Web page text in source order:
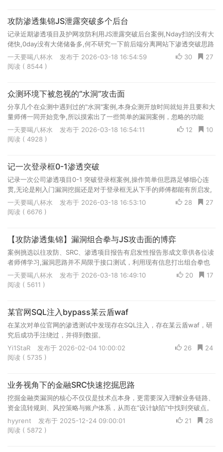
攻防渗透集锦JS泄露突破多个后台
记录近期渗透项目及护网攻防利用JS泄露突破后台案例,Nday扫的没有大
佬快,0day没有大佬储备多,何不研究一下前后端分离网站下渗透突破思路
呢,文章为笔记复制故无社区水印,欢迎转载 但请标明社区原创地址
27
30
一天要喝八杯水
发布于 2026-03-18 16:54:59
阅读 ( 8544 )
众测环境下被忽视的“水洞”攻击面
分享几个在众测中遇到过的"水洞"案例,本身众测开放时间就短并且要和大
量师傅一同开始竞争,所以摸索出了一些简单的漏洞案例，忽略的功能
点，隐藏的资产面，但是具体通过标准也是由厂商定夺,"水洞"危害字如其
名,赏金也是符合"水"的标准50-300区间
10
12
一天要喝八杯水
发布于 2026-03-18 16:54:11
阅读 ( 4928 )
记一次登录框0-1渗透突破
记录一次公司渗透项目0-1 突破登录框案例,操作简单但思路足够细心连
贯,无论是刚入门漏洞挖掘还是对于登录框无从下手的师傅都能有所启发,
将我所做的每一步操作及为什么这样做的思路详细阐述
27
28
一天要喝八杯水
发布于 2026-03-18 16:53:10
阅读 ( 6676 )
【攻防渗透集锦】漏洞组合拳与JS攻击面的博弈
案例挑选以往攻防、SRC、渗透项目报告有启发性报告形成文章供各位读
者师傅学习,漏洞思路并不局限于接口测试，利用现有信息打出组合拳也
是不错的选择
17
20
一天要喝八杯水
发布于 2026-03-18 16:49:10
阅读 ( 5611 )
某官网SQL注入bypass某云盾waf
在某次对单位官网的渗透测试中发现存在SQL注入，存在某云盾waf，研
究后成功手注绕过，并得到数据。
24
26
Yi1StaR
发布于 2026-02-04 10:00:02
阅读 ( 5735 )
业务视角下的金融SRC快速挖掘思路
挖掘金融类漏洞的核心不仅仅是技术点本身，更需要深入理解业务链路、
资金流转规则、风控策略与账户体系，从而在“设计缺陷”中找到突破点。
本文总结梳理常见的金融逻辑漏洞类型及关键节点的可利用点，帮助安全
人员深入理解这些场景，快速定位高价值逻辑漏洞大大提升漏洞挖掘效率
28
21
hyyrent
发布于 2025-12-24 09:00:01
阅读 ( 5872 )